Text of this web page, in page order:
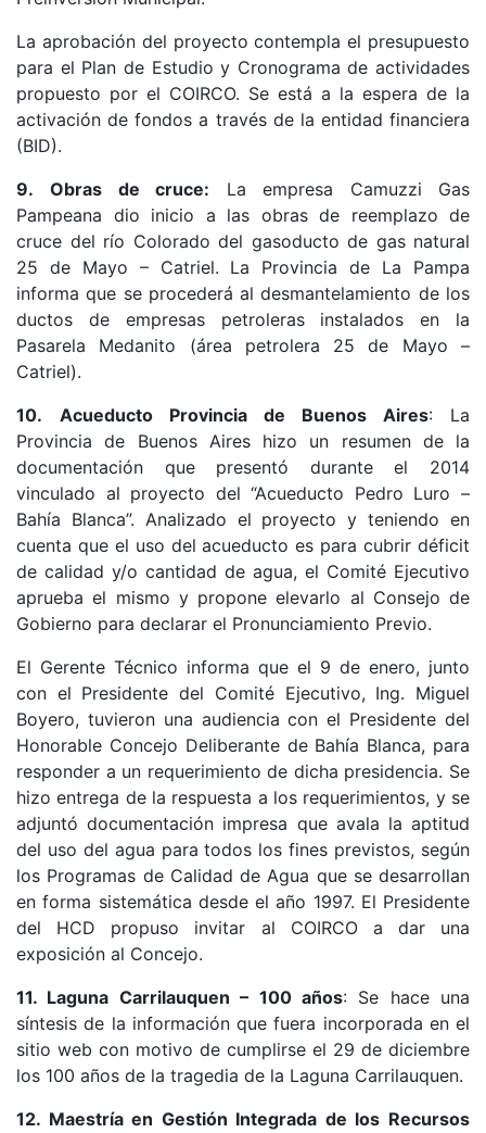
La aprobación del proyecto contempla el presupuesto
para el Plan de Estudio y Cronograma de actividades
propuesto por el COIRCO. Se está a la espera de la
activación de fondos a través de la entidad financiera
(BID).
9.
Obras de cruce: La empresa Camuzzi Gas
Pampeana dio inicio a las obras de reemplazo de
cruce del río Colorado del gasoducto de gas natural
25 de Mayo – Catriel. La Provincia de La Pampa
informa que se procederá al desmantelamiento de los
ductos de empresas petroleras instalados en la
Pasarela Medanito (área petrolera 25 de Mayo –
Catriel).
10.
Acueducto Provincia de Buenos Aires: La
Provincia de Buenos Aires hizo un resumen de la
documentación que presentó durante el 2014
vinculado al proyecto del “Acueducto Pedro Luro –
Bahía Blanca”. Analizado el proyecto y teniendo en
cuenta que el uso del acueducto es para cubrir déficit
de calidad y/o cantidad de agua, el Comité Ejecutivo
aprueba el mismo y propone elevarlo al Consejo de
Gobierno para declarar el Pronunciamiento Previo.
El Gerente Técnico informa que el 9 de enero, junto
con el Presidente del Comité Ejecutivo, Ing. Miguel
Boyero, tuvieron una audiencia con el Presidente del
Honorable Concejo Deliberante de Bahía Blanca, para
responder a un requerimiento de dicha presidencia. Se
hizo entrega de la respuesta a los requerimientos, y se
adjuntó documentación impresa que avala la aptitud
del uso del agua para todos los fines previstos, según
los Programas de Calidad de Agua que se desarrollan
en forma sistemática desde el año 1997. El Presidente
del HCD propuso invitar al COIRCO a dar una
exposición al Concejo.
11. Laguna Carrilauquen – 100 años: Se hace una
síntesis de la información que fuera incorporada en el
sitio web con motivo de cumplirse el 29 de diciembre
los 100 años de la tragedia de la Laguna Carrilauquen.
12. Maestría en Gestión Integrada de los Recursos